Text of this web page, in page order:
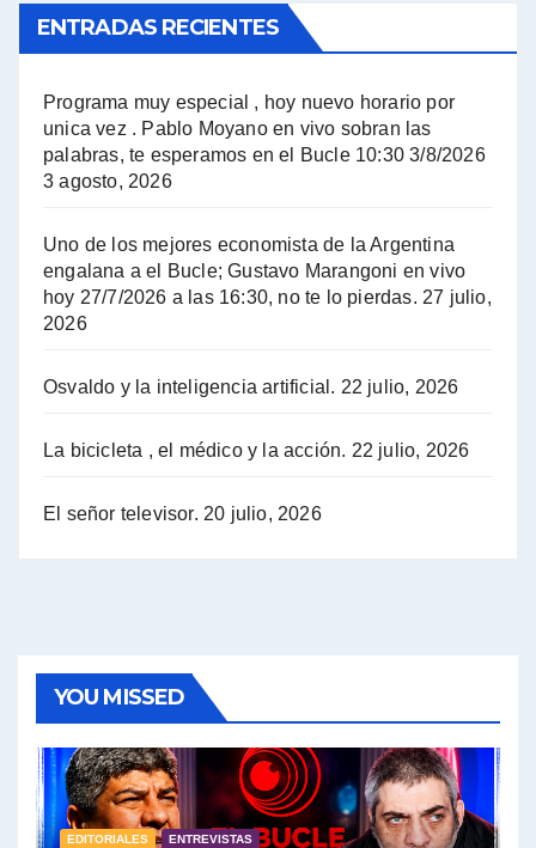
A mayor poder al empresariado le cuesta encontrar resistencia - Jose Urtubey con Jorge Gres
Hugo Yasky : Día de la Militancia - Hugo Yasky con Jorge Gres
Hugo Yasky sobre la Coordinadora de las Industrias de Productos Alimenticios (COPAL) - Hugo Yasky con Jorge Gres
Pablo Moyano sobre el espionaje: "Estos personajes siniestros han hecho mucho daño" - Pablo Moyano con Jorge Gres
Raúl Timerman: sobre la defensa de los Senadores de JxC al acuerdo con el FMI - Raúl Timerman con Jorge Gres
Roberto Salvarezza: debate sobre las vacunas - Roberto Salvarezza con Jorge Gres
ENTRADAS RECIENTES
Programa muy especial , hoy nuevo horario por
unica vez . Pablo Moyano en vivo sobran las
palabras, te esperamos en el Bucle 10:30 3/8/2026
3 agosto, 2026
Uno de los mejores economista de la Argentina
engalana a el Bucle; Gustavo Marangoni en vivo
hoy 27/7/2026 a las 16:30, no te lo pierdas. 27 julio,
2026
Osvaldo y la inteligencia artificial. 22 julio, 2026
La bicicleta , el médico y la acción. 22 julio, 2026
El señor televisor. 20 julio, 2026
YOU MISSED
EDITORIALES ENTREVISTAS